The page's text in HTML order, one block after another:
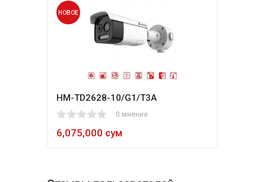
НОВОЕ
HM-TD2628-10/G1/T3A
0 мнение
6,075,000 сум
80